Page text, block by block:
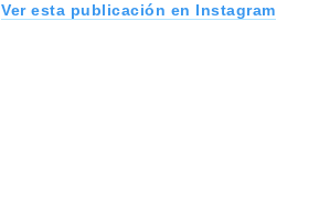
Ver esta publicación en Instagram